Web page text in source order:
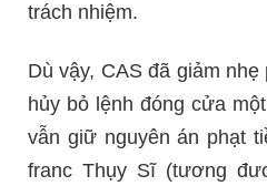
trách nhiệm.
Dù vậy, CAS đã giảm
hủy bỏ lệnh đóng cửa
vẫn giữ nguyên án phạt
franc Thụy Sĩ (tương